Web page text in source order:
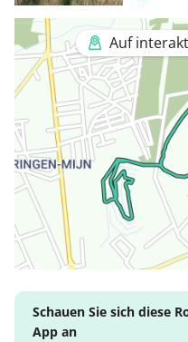
Auf
Schauen Sie sich diese
App an